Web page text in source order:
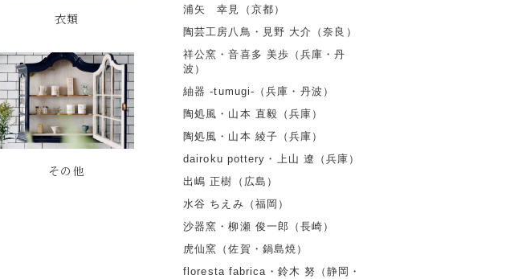
衣類
その他
浦矢 幸見（京都）
陶芸工房八鳥・見野 大介（奈良）
祥公窯・音喜多 美歩（兵庫・丹
波）
紬器 -tumugi-（兵庫・丹波）
陶処風・山本 直毅（兵庫）
陶処風・山本 綾子（兵庫）
dairoku pottery・上山 遼（兵庫）
出嶋 正樹（広島）
水谷 ちえみ（福岡）
沙器窯・柳瀬 俊一郎（長崎）
虎仙窯（佐賀・鍋島焼）
floresta fabrica・鈴木 努（静岡・